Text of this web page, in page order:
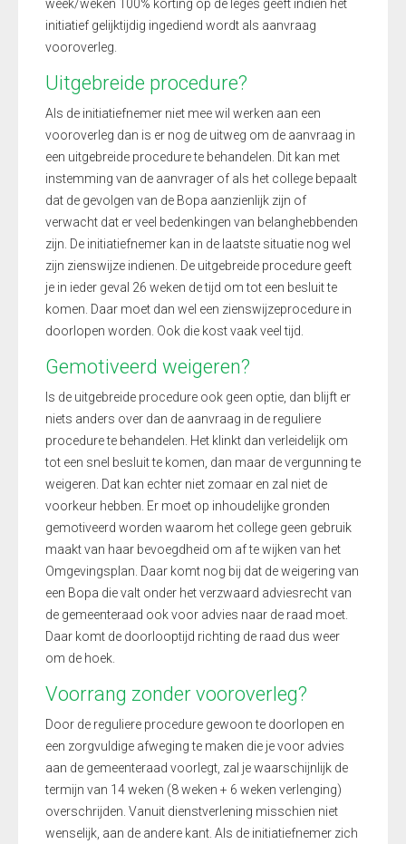
week/weken 100% korting op de leges geeft indien het
initiatief gelijktijdig ingediend wordt als aanvraag
vooroverleg.
Uitgebreide procedure?
Als de initiatiefnemer niet mee wil werken aan een
vooroverleg dan is er nog de uitweg om de aanvraag in
een uitgebreide procedure te behandelen. Dit kan met
instemming van de aanvrager of als het college bepaalt
dat de gevolgen van de Bopa aanzienlijk zijn of
verwacht dat er veel bedenkingen van belanghebbenden
zijn. De initiatiefnemer kan in de laatste situatie nog wel
zijn zienswijze indienen. De uitgebreide procedure geeft
je in ieder geval 26 weken de tijd om tot een besluit te
komen. Daar moet dan wel een zienswijzeprocedure in
doorlopen worden. Ook die kost vaak veel tijd.
Gemotiveerd weigeren?
Is de uitgebreide procedure ook geen optie, dan blijft er
niets anders over dan de aanvraag in de reguliere
procedure te behandelen. Het klinkt dan verleidelijk om
tot een snel besluit te komen, dan maar de vergunning te
weigeren. Dat kan echter niet zomaar en zal niet de
voorkeur hebben. Er moet op inhoudelijke gronden
gemotiveerd worden waarom het college geen gebruik
maakt van haar bevoegdheid om af te wijken van het
Omgevingsplan. Daar komt nog bij dat de weigering van
een Bopa die valt onder het verzwaard adviesrecht van
de gemeenteraad ook voor advies naar de raad moet.
Daar komt de doorlooptijd richting de raad dus weer
om de hoek.
Voorrang zonder vooroverleg?
Door de reguliere procedure gewoon te doorlopen en
een zorgvuldige afweging te maken die je voor advies
aan de gemeenteraad voorlegt, zal je waarschijnlijk de
termijn van 14 weken (8 weken + 6 weken verlenging)
overschrijden. Vanuit dienstverlening misschien niet
wenselijk, aan de andere kant. Als de initiatiefnemer zich